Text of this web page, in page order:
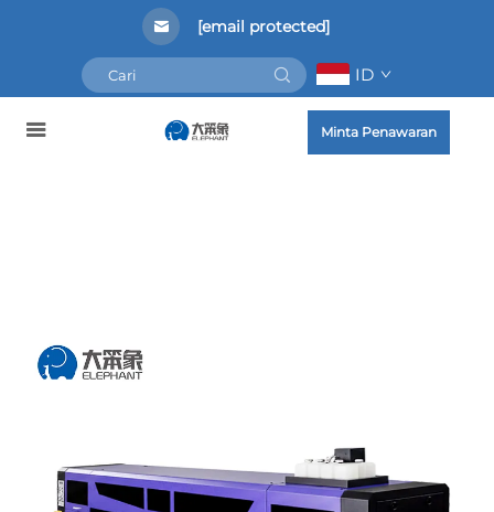
[email protected]
ID
Minta Penawaran